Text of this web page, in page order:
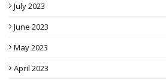
July 2023
June 2023
May 2023
April 2023